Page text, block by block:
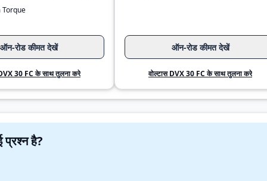
ऑन-रोड कीमत देखें
30 FC के साथ तुलना करे
ऑन-रोड कीमत देखें
वोल्टास DVX 30 FC के साथ तुलना करे
के बारे में कोई प्रश्न है?